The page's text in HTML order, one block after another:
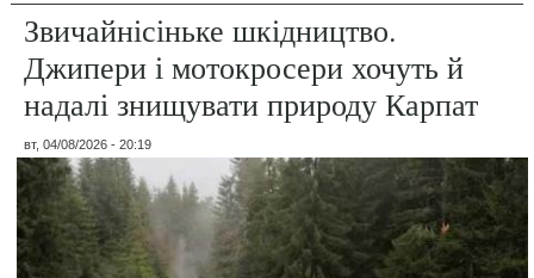
Звичайнісіньке шкідництво.
Джипери і мотокросери хочуть й
надалі знищувати природу Карпат
вт, 04/08/2026 - 20:19